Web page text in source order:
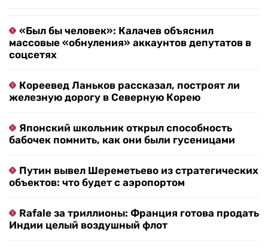
«Был бы человек»: Калачев объяснил
массовые «обнуления» аккаунтов депутатов в
соцсетях
Кореевед Ланьков рассказал, построят ли
железную дорогу в Северную Корею
Японский школьник открыл способность
бабочек помнить, как они были гусеницами
Путин вывел Шереметьево из стратегических
объектов: что будет с аэропортом
Rafale за триллионы: Франция готова продать
Индии целый воздушный флот